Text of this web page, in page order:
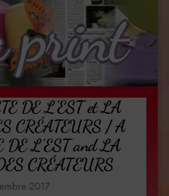
print
DE L’EST et LA
CRÉATEURS / A
L’EST and LA
CRÉATEURS
2017